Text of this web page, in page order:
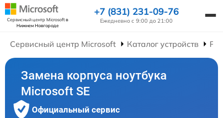
Сервисный центр Microsoftв
Нижнем Новгороде
+7 (831) 231-09-76
Ежедневно с 9:00 до 21:00
Сервисный центр Microsoft Каталог устройств
Замена корпуса ноутбука
Microsoft SE
Официальный сервис